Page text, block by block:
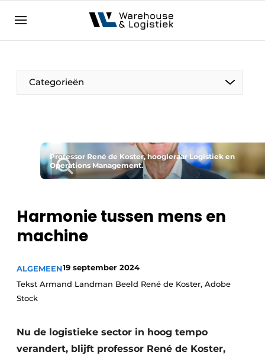
NL EN
Categorieën
Professor René de Koster, hoogleraar Logistiek en
Operations Management.
Harmonie tussen mens en
machine
ALGEMEEN19 september 2024
Tekst Armand Landman Beeld René de Koster, Adobe
Stock
Nu de logistieke sector in hoog tempo
verandert, blijft professor René de Koster,